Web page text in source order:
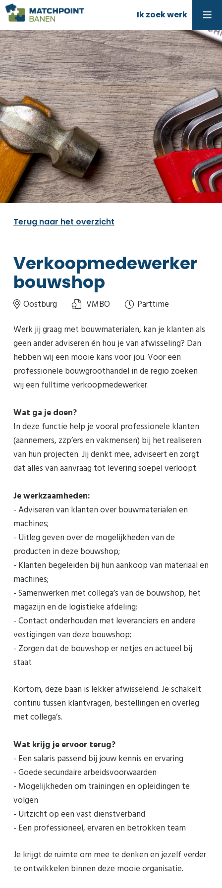
Ik zoek werk
Terug naar het overzicht
Verkoopmedewerker
bouwshop
Oostburg VMBO
Parttime
Werk jij graag met bouwmaterialen, kan je klanten als
geen ander adviseren én hou je van afwisseling? Dan
hebben wij een mooie kans voor jou. Voor een
professionele bouwgroothandel in de regio zoeken
wij een fulltime verkoopmedewerker.
Wat ga je doen?
In deze functie help je vooral professionele klanten
(aannemers, zzp’ers en vakmensen) bij het realiseren
van hun projecten. Jij denkt mee, adviseert en zorgt
dat alles van aanvraag tot levering soepel verloopt.
Je werkzaamheden:
- Adviseren van klanten over bouwmaterialen en
machines;
- Uitleg geven over de mogelijkheden van de
producten in deze bouwshop;
- Klanten begeleiden bij hun aankoop van materiaal en
machines;
- Samenwerken met collega’s van de bouwshop, het
magazijn en de logistieke afdeling;
- Contact onderhouden met leveranciers en andere
vestigingen van deze bouwshop;
- Zorgen dat de bouwshop er netjes en actueel bij
staat
Kortom, deze baan is lekker afwisselend. Je schakelt
continu tussen klantvragen, bestellingen en overleg
met collega’s.
Wat krijg je ervoor terug?
- Een salaris passend bij jouw kennis en ervaring
- Goede secundaire arbeidsvoorwaarden
- Mogelijkheden om trainingen en opleidingen te
volgen
- Uitzicht op een vast dienstverband
- Een professioneel, ervaren en betrokken team
Je krijgt de ruimte om mee te denken en jezelf verder
te ontwikkelen binnen deze mooie organisatie.